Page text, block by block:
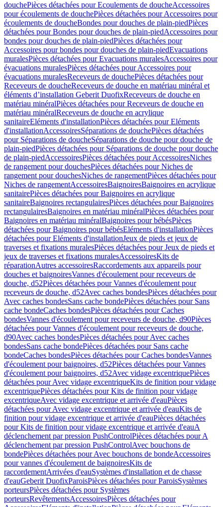
douchePièces détachées pour Ecoulements de doucheAccessoires
pour écoulements de douchePièces détachées pour Accessoires pour
écoulements de doucheBondes pour douches de plain-piedPièces
détachées pour Bondes pour douches de plain-piedAccessoires pour
bondes pour douches de plain-piedPièces détachées pour
Accessoires pour bondes pour douches de plain-piedEvacuations
muralesPièces détachées pour Evacuations muralesAccessoires pour
évacuations muralesPièces détachées pour Accessoires pour
évacuations muralesReceveurs de douchePièces détachées pour
Receveurs de doucheReceveurs de douche en matériau minéral et
éléments d’installation Geberit DuofixReceveurs de douche en
matériau minéralPièces détachées pour Receveurs de douche en
matériau minéralReceveurs de douche en acrylique
sanitaireEléments d'installationPièces détachées pour Eléments
d'installationAccessoiresSéparations de douchePièces détachées
pour Séparations de doucheSéparations de douche pour douche de
plain-piedPièces détachées pour Séparations de douche pour douche
de plain-piedAccessoiresPièces détachées pour AccessoiresNiches
de rangement pour douchesPièces détachées pour Niches de
rangement pour douchesNiches de rangementPièces détachées pour
Niches de rangementAccessoiresBaignoiresBaignoires en acrylique
sanitairePièces détachées pour Baignoires en acrylique
sanitaireBaignoires rectangulairesPièces détachées pour Baignoires
rectangulairesBaignoires en matériau minéralPièces détachées pour
Baignoires en matériau minéralBaignoires pour bébésPièces
détachées pour Baignoires pour bébésEléments d'installationPièces
détachées pour Eléments d'installationJeux de pieds et jeux de
traverses et fixations muralesPièces détachées pour Jeux de pieds et
jeux de traverses et fixations muralesAccessoiresKits de
réparationAutres accessoiresRaccordements aux appareils pour
douches et baignoiresVannes d'écoulement pour receveurs de
douche, d52Pièces détachées pour Vannes d'écoulement pour
receveurs de douche, d52Avec caches bondesPièces détachées pour
Avec caches bondesSans cache bondePièces détachées pour Sans
cache bondeCaches bondesPièces détachées pour Caches
bondesVannes d'écoulement pour receveurs de douche, d90Pièces
détachées pour Vannes d'écoulement pour receveurs de douche,
d90Avec caches bondesPièces détachées pour Avec caches
bondesSans cache bondePièces détachées pour Sans cache
bondeCaches bondesPièces détachées pour Caches bondesVannes
d'écoulement pour baignoires, d52Pièces détachées pour Vannes
d'écoulement pour baignoires, d52Avec vidage excentriquePièces
détachées pour Avec vidage excentriqueKits de finition pour vidage
excentriquePièces détachées pour Kits de finition pour vidage
excentriqueAvec vidage excentrique et arrivée d'eauPièces
détachées pour Avec vidage excentrique et arrivée d'eauKits de
finition pour vidage excentrique et arrivée d'eauPièces détachées
pour Kits de finition pour vidage excentrique et arrivée d'eauA
déclenchement par pression PushControlPièces détachées pour A
déclenchement par pression PushControlAvec bouchons de
bondePièces détachées pour Avec bouchons de bondeAccessoires
pour vannes d'écoulement de baignoiresKits de
raccordementArrivées d'eauSystèmes d'installation et de chasse
d'eauGeberit DuofixParoisPièces détachées pour ParoisSystèmes
porteursPièces détachées pour Systèmes
porteursRevêtementsAccessoiresPièces détachées pour